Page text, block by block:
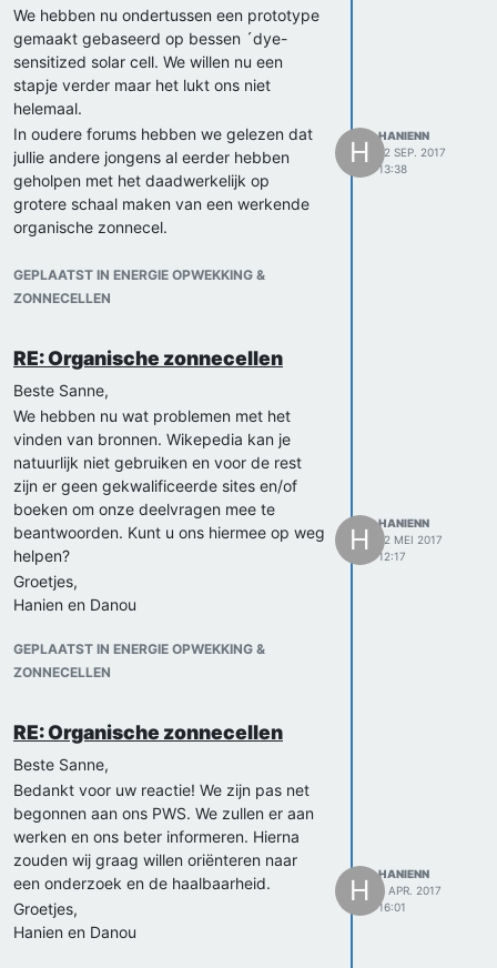
We hebben nu ondertussen een prototype
gemaakt gebaseerd op bessen ´dye-
sensitized solar cell. We willen nu een
stapje verder maar het lukt ons niet
helemaal.
In oudere forums hebben we gelezen dat
jullie andere jongens al eerder hebben
geholpen met het daadwerkelijk op
grotere schaal maken van een werkende
organische zonnecel.
vragen te stellen en ons doel is om
eigenlijk zelf/met jullie hulp de organische
Wat zijn de mogelijkheden?
We horen graag wat van u.
Met vriendelijke groeten,
Danou Dederen en Hanien Najim
GEPLAATST IN ENERGIE OPWEKKING &
ZONNECELLEN
H
HANIENN
12 SEP. 2017
13:38
RE: Organische zonnecellen
Beste Sanne,
We hebben nu wat problemen met het
vinden van bronnen. Wikepedia kan je
natuurlijk niet gebruiken en voor de rest
zijn er geen gekwalificeerde sites en/of
boeken om onze deelvragen mee te
beantwoorden. Kunt u ons hiermee op weg
helpen?
Groetjes,
Hanien en Danou
GEPLAATST IN ENERGIE OPWEKKING &
ZONNECELLEN
H
HANIENN
12 MEI 2017
12:17
RE: Organische zonnecellen
Beste Sanne,
Bedankt voor uw reactie! We zijn pas net
begonnen aan ons PWS. We zullen er aan
werken en ons beter informeren. Hierna
zouden wij graag willen oriënteren naar
een onderzoek en de haalbaarheid.
Groetjes,
Hanien en Danou
H
HANIENN
6 APR. 2017
16:01